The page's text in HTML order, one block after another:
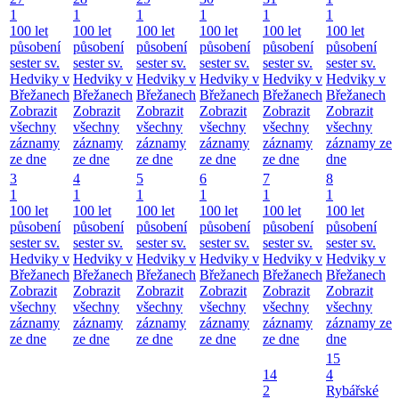
1
100 let
působení
sester sv.
Hedviky v
Břežanech
Zobrazit
všechny
záznamy
ze dne
1
100 let
působení
sester sv.
Hedviky v
Břežanech
Zobrazit
všechny
záznamy
ze dne
1
100 let
působení
sester sv.
Hedviky v
Břežanech
Zobrazit
všechny
záznamy
ze dne
1
100 let
působení
sester sv.
Hedviky v
Břežanech
Zobrazit
všechny
záznamy
ze dne
1
100 let
působení
sester sv.
Hedviky v
Břežanech
Zobrazit
všechny
záznamy
ze dne
1
100 let
působení
sester sv.
Hedviky v
Břežanech
Zobrazit
všechny
záznamy ze
dne
3
1
100 let
působení
sester sv.
Hedviky v
Břežanech
Zobrazit
všechny
záznamy
ze dne
4
1
100 let
působení
sester sv.
Hedviky v
Břežanech
Zobrazit
všechny
záznamy
ze dne
5
1
100 let
působení
sester sv.
Hedviky v
Břežanech
Zobrazit
všechny
záznamy
ze dne
6
1
100 let
působení
sester sv.
Hedviky v
Břežanech
Zobrazit
všechny
záznamy
ze dne
7
1
100 let
působení
sester sv.
Hedviky v
Břežanech
Zobrazit
všechny
záznamy
ze dne
8
1
100 let
působení
sester sv.
Hedviky v
Břežanech
Zobrazit
všechny
záznamy ze
dne
14
2
15
4
Rybářské